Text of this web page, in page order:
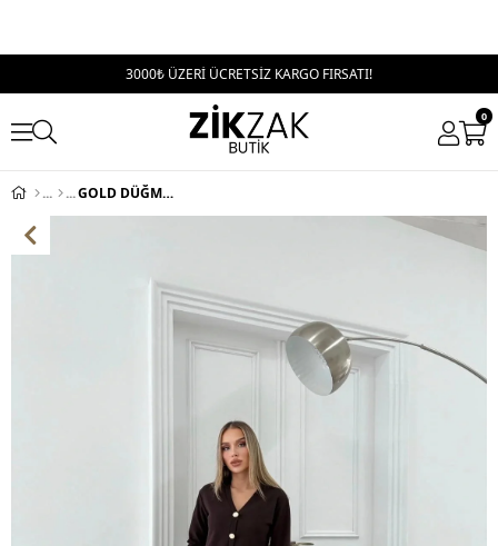
3000₺ ÜZERİ ÜCRETSİZ KARGO FIRSATI!
0
GOLD DÜĞME DETAY HIRKA VE PANTOLONLU TRİKO İKİLİ TAKIM KAHVE